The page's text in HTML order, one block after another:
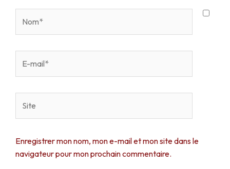
mail*
Enregistrer mon nom, mon e-mail et mon site dans le
navigateur pour mon prochain commentaire.